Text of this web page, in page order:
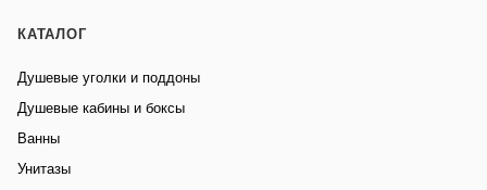
КАТАЛОГ
Душевые уголки и поддоны
Душевые кабины и боксы
Ванны
Унитазы